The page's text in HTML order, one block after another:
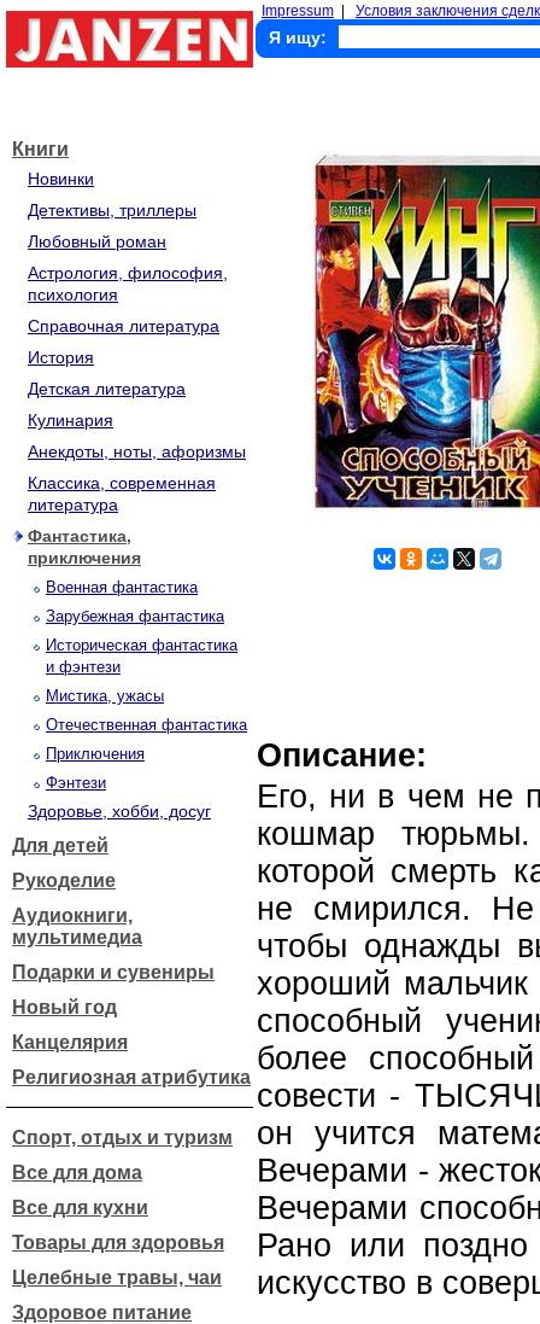
Impressum Условия заключения
Я ищу:
Книги
Новинки
Детективы, триллеры
Любовный роман
Астрология, философия,
психология
Справочная литература
История
Детская литература
Кулинария
Анекдоты, ноты, афоризмы
Классика, современная
литература
Фантастика,
приключения
Военная фантастика
Зарубежная фантастика
Историческая фантастика
и фэнтези
Мистика, ужасы
Отечественная фантастика
Приключения
Фэнтези
Здоровье, хобби, досуг
Для детей
Рукоделие
Аудиокниги,
мультимедиа
Подарки и сувениры
Новый год
Канцелярия
Религиозная атрибутика
Спорт, отдых и туризм
Все для дома
Все для кухни
Товары для здоровья
Целебные травы, чаи
Здоровое питание
Описание:
Его, ни в чем не
кошмар
которой смерть
не смирился.
чтобы однажды
хороший мальчик
способный
более
совести -
он учится
Вечерами -
Вечерами
Рано или поздно
искусство в